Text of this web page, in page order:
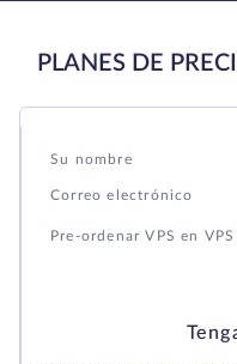
PLANES DE